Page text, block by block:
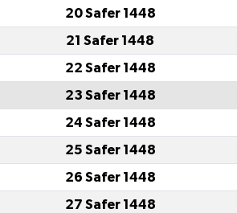
20 Safer 1448
21 Safer 1448
22 Safer 1448
23 Safer 1448
24 Safer 1448
25 Safer 1448
26 Safer 1448
27 Safer 1448